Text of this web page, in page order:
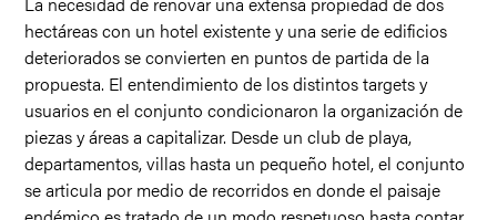
hectáreas con un hotel existente y una serie de edificios
deteriorados se convierten en puntos de partida de la
propuesta. El entendimiento de los distintos targets y
usuarios en el conjunto condicionaron la organización de
piezas y áreas a capitalizar. Desde un club de playa,
departamentos, villas hasta un pequeño hotel, el conjunto
se articula por medio de recorridos en donde el paisaje